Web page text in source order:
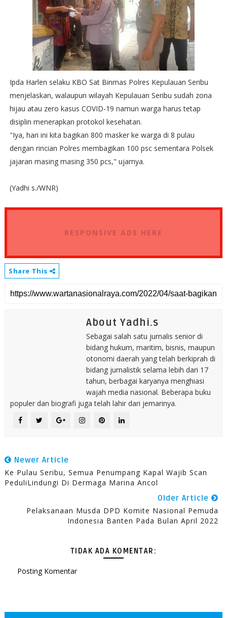
Ipda Harlen selaku KBO Sat Binmas Polres Kepulauan Seribu
menjelaskan, walaupun wilayah Kepulauan Seribu sudah zona
hijau atau zero kasus COVID-19 namun warga harus tetap
disiplin menerapkan protokol kesehatan.
"Iya, hari ini kita bagikan 800 masker ke warga di 8 pulau
dengan rincian Polres membagikan 100 psc sementara Polsek
jajaran masing masing 350 pcs," ujarnya.
(Yadhi s./WNR)
RESPONSIVE ADS HERE
Share This
About Yadhi.s
Sebagai salah satu jurnalis senior di
bidang hukum, maritim, bisnis, maupun
otonomi daerah yang telah berkiprah di
bidang jurnalistik selama lebih dari 17
tahun, berbagai karyanya menghiasi
wajah media nasional. Beberapa buku
populer dan biografi juga telah lahir dari jemarinya.
Newer Article
Ke Pulau Seribu, Semua Penumpang Kapal Wajib Scan
PeduliLindungi Di Dermaga Marina Ancol
Older Article
Pelaksanaan Musda DPD Komite Nasional Pemuda
Indonesia Banten Pada Bulan April 2022
TIDAK ADA KOMENTAR:
Posting Komentar